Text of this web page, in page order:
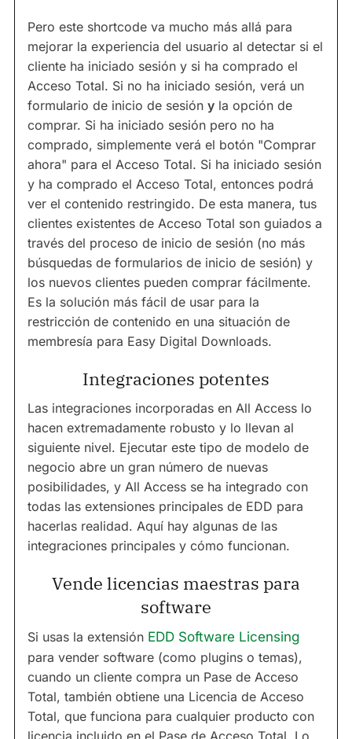
Pero este shortcode va mucho más allá para
mejorar la experiencia del usuario al detectar si el
cliente ha iniciado sesión y si ha comprado el
Acceso Total. Si no ha iniciado sesión, verá un
formulario de inicio de sesión y la opción de
comprar. Si ha iniciado sesión pero no ha
comprado, simplemente verá el botón "Comprar
ahora" para el Acceso Total. Si ha iniciado sesión
y ha comprado el Acceso Total, entonces podrá
ver el contenido restringido. De esta manera, tus
clientes existentes de Acceso Total son guiados a
través del proceso de inicio de sesión (no más
búsquedas de formularios de inicio de sesión) y
los nuevos clientes pueden comprar fácilmente.
Es la solución más fácil de usar para la
restricción de contenido en una situación de
membresía para Easy Digital Downloads.
Integraciones potentes
Las integraciones incorporadas en All Access lo
hacen extremadamente robusto y lo llevan al
siguiente nivel. Ejecutar este tipo de modelo de
negocio abre un gran número de nuevas
posibilidades, y All Access se ha integrado con
todas las extensiones principales de EDD para
hacerlas realidad. Aquí hay algunas de las
integraciones principales y cómo funcionan.
Vende licencias maestras para
software
Si usas la extensión EDD Software Licensing
para vender software (como plugins o temas),
cuando un cliente compra un Pase de Acceso
Total, también obtiene una Licencia de Acceso
Total, que funciona para cualquier producto con
licencia incluido en el Pase de Acceso Total. Lo